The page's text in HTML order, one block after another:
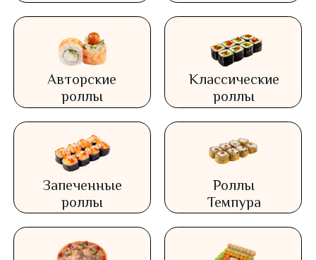
Классические
роллы
Запеченные
роллы
Роллы
Темпура
Авторские
роллы